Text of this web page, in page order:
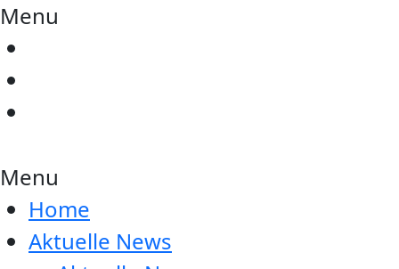
Menu
Menu
Home
Aktuelle News